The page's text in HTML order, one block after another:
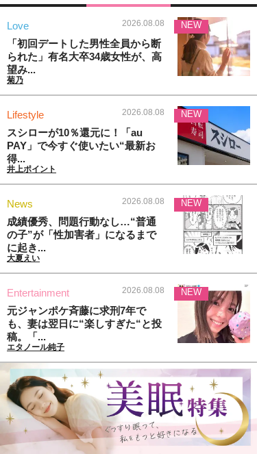
Love 2026.08.08
「初回デートした男性全員から断
られた」有名大卒34歳女性が、高
望み...
菊乃
NEW
Lifestyle 2026.08.08
スシローが10％還元に！「au
PAY」で今すぐ使いたい“最新お
得...
井上ポイント
NEW
News 2026.08.08
成績優秀、問題行動なし…“普通
の子”が「性加害者」になるまで
に起き...
大夏えい
NEW
Entertainment 2026.08.08
元ジャンポケ斉藤に求刑7年で
も、妻は翌日に“楽しすぎた“と投
稿。「...
エタノール純子
NEW